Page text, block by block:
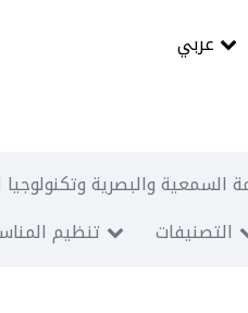
السمعية والبصرية
تنظيم التصنيفات